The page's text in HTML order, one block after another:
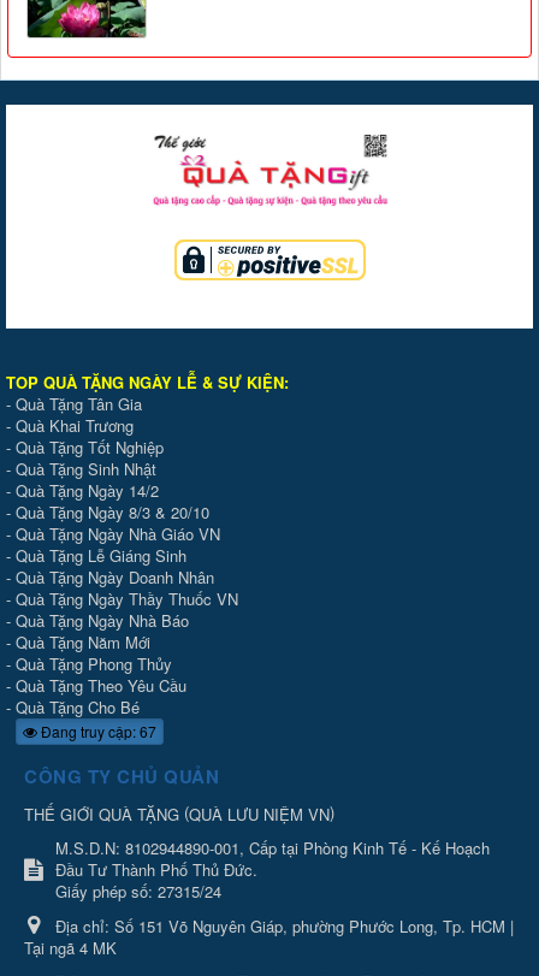
TOP QUÀ TẶNG NGÀY LỄ & SỰ KIỆN:
- Quà Tặng Tân Gia
- Quà Khai Trương
- Quà Tặng Tốt Nghiệp
- Quà Tặng Sinh Nhật
- Quà Tặng Ngày 14/2
- Quà Tặng Ngày 8/3 & 20/10
- Quà Tặng Ngày Nhà Giáo VN
- Quà Tặng Lễ Giáng Sinh
- Quà Tặng Ngày Doanh Nhân
- Quà Tặng Ngày Thầy Thuốc VN
- Quà Tặng Ngày Nhà Báo
- Quà Tặng Năm Mới
- Quà Tặng Phong Thủy
- Quà Tặng Theo Yêu Cầu
- Quà Tặng Cho Bé
Đang truy cập: 67
CÔNG TY CHỦ QUẢN
THẾ GIỚI QUÀ TẶNG (QUÀ LƯU NIỆM VN)
M.S.D.N: 8102944890-001, Cấp tại Phòng Kinh Tế - Kế Hoạch
Đầu Tư Thành Phố Thủ Đức.
Giấy phép số: 27315/24
Địa chỉ: Số 151 Võ Nguyên Giáp, phường Phước Long, Tp. HCM |
Tại ngã 4 MK